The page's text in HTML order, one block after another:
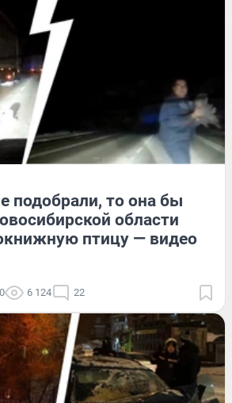
подобрали, то она бы
области
птицу — видео
6 124 22